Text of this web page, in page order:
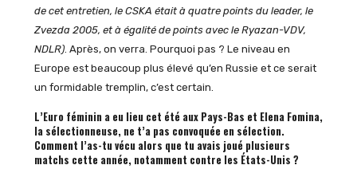
de cet entretien, le CSKA était à quatre points du leader, le
Zvezda 2005, et à égalité de points avec le Ryazan-VDV,
NDLR). Après, on verra. Pourquoi pas ? Le niveau en
Europe est beaucoup plus élevé qu’en Russie et ce serait
un formidable tremplin, c’est certain.
L’Euro féminin a eu lieu cet été aux Pays-Bas et Elena Fomina,
la sélectionneuse, ne t’a pas convoquée en sélection.
Comment l’as-tu vécu alors que tu avais joué plusieurs
matchs cette année, notamment contre les États-Unis ?